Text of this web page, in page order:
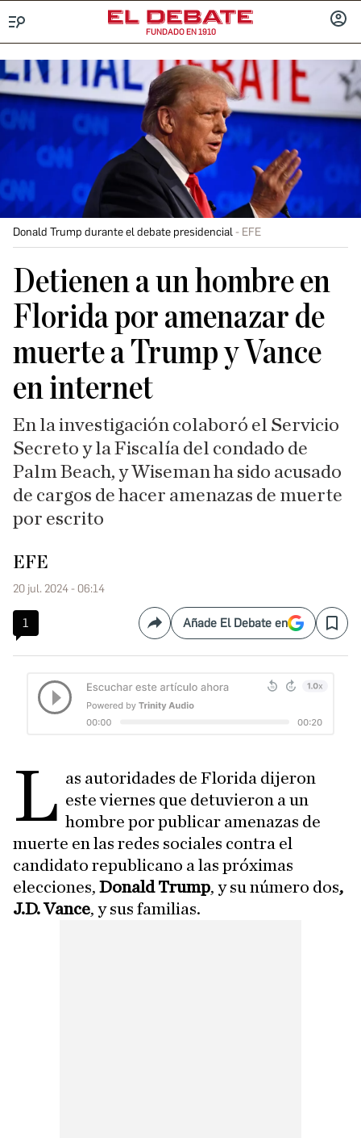
FUNDADO EN 1910
Donald Trump durante el debate presidencial EFE
Detienen a un hombre en
Florida por amenazar de
muerte a Trump y Vance
en internet
En la investigación colaboró el Servicio
Secreto y la Fiscalía del condado de
Palm Beach, y Wiseman ha sido acusado
de cargos de hacer amenazas de muerte
por escrito
EFE
20 jul. 2024 - 06:14
1 CompartirAñade El Debate en Save
L as autoridades de Florida dijeron
este viernes que detuvieron a un
hombre por publicar amenazas de
muerte en las redes sociales contra el
candidato republicano a las próximas
elecciones, Donald Trump, y su número dos,
J.D. Vance, y sus familias.